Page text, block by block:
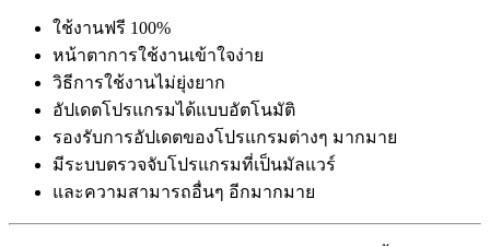
ใช้งานฟรี 100%
หน้าตาการใช้งานเข้าใจง่าย
วิธีการใช้งานไม่ยุ่งยาก
อัปเดตโปรแกรมได้แบบอัตโนมัติ
รองรับการอัปเดตของโปรแกรมต่างๆ มากมาย
มีระบบตรวจจับโปรแกรมที่เป็นมัลแวร์
และความสามารถอื่นๆ อีกมากมาย